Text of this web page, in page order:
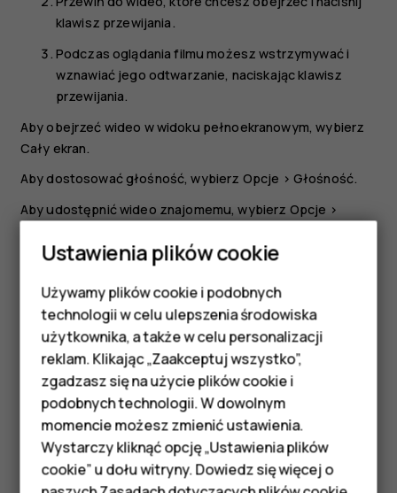
Smartfony
Telefony z funkcjami
podstawowymi
Akcesoria
HMD Terra M
klawisz przewijania.
Podczas oglądania filmu możesz wstrzymywać i
wznawiać jego odtwarzanie, naciskając klawisz
przewijania.
Aby obejrzeć wideo w widoku pełnoekranowym, wybierz
Cały ekran.
Aby dostosować głośność, wybierz Opcje > Głośność.
Aby udostępnić wideo znajomemu, wybierz Opcje >
kontaktu (np. e-mailem, w wiadomości SMS lub przez
Wskazówka:Nie wszystkie formaty plików wideo są
obsługiwane.
Czy te informacje były pomocne?
Ustawienia plików cookie
Używamy plików cookie i podobnych
technologii w celu ulepszenia środowiska
użytkownika, a także w celu personalizacji
reklam. Klikając „Zaakceptuj wszystko”,
zgadzasz się na użycie plików cookie i
podobnych technologii. W dowolnym
momencie możesz zmienić ustawienia.
Wystarczy kliknąć opcję „Ustawienia plików
cookie” u dołu witryny. Dowiedz się więcej o